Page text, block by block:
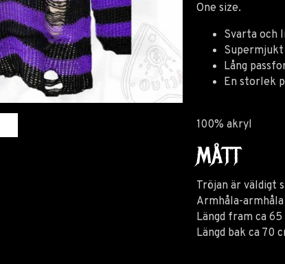
One size.
Svarta och
Lång
En storlek
100% akryl
MÅTT
Tröjan är väldigt
Armhåla-
Längd fram ca 65
Längd bak ca 70